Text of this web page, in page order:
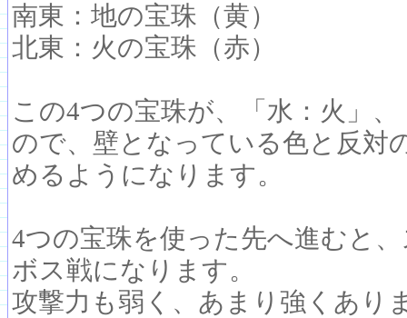
南東：地の宝珠（黄）
北東：火の宝珠（赤）
この4つの宝珠が、「水：火」
ので、壁となっている色と反対
めるようになります。
4つの宝珠を使った先へ進むと
ボス戦になります。
攻撃力も弱く、あまり強くあり